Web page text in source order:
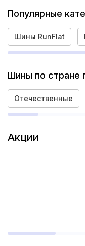
Популярные
Шины RunFlat
Шины по стране
Отечественные
Акции